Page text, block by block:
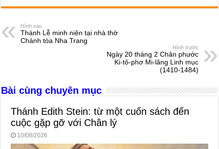
c
e
b
k
ss
e
n
at
A
e
d
s
er ail ar
Hình sau
Thánh Lễ minh niên tại nhà thờ
Chánh tòa Nha Trang
Hình trước
Ngày 20 tháng 2 Chân phước
Ki-tô-phơ Mi-lăng Linh mục
(1410-1484)
Bài cùng chuyên mục
Thánh Edith Stein: từ một cuốn sách đến
cuộc gặp gỡ với Chân lý
10/08/2026